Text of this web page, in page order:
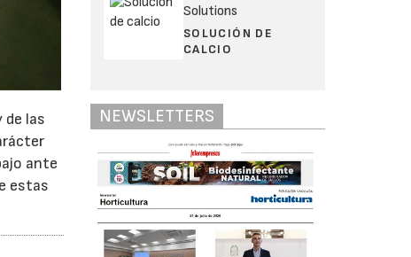
de las
ante
estas
Solutions
SOLUCIÓN DE
CALCIO
NEWSLETTERS